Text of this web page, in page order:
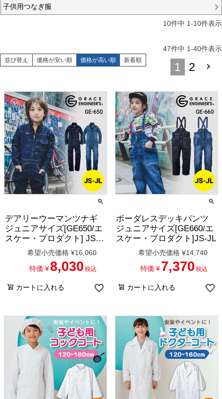
子供用つなぎ服
10件中 1-10件表示
並び替え 価格が安い順 価格が高い順 新着順
47件中 1-40件表示
1 2
デアリーウーマンツナギ
ジュニアサイズ[GE650/エ
スケー・プロダクト] JS-
希望小売価格 ¥16,060
特価 ¥8,030 税込
カートに入れる
ボーダレスデッキパンツ
ジュニアサイズ[GE660/エ
スケー・プロダクト]JS-JL
希望小売価格 ¥14,740
特価 ¥ 7,370 税込
カートに入れる